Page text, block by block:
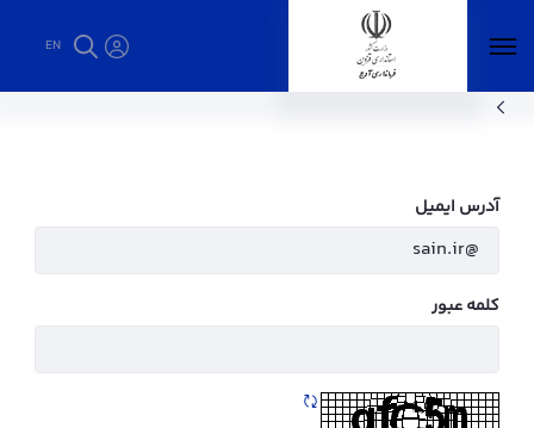
EN
استاندار قزوین - فرمانداری آوج
آدرس ایمیل
کلمه عبور